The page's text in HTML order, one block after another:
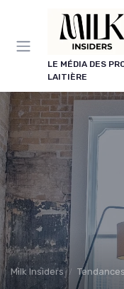
LE MÉDIA DES
LAITIÈRE
Milk Insiders Tendances dans